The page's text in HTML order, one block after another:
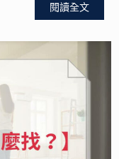
閱讀全文